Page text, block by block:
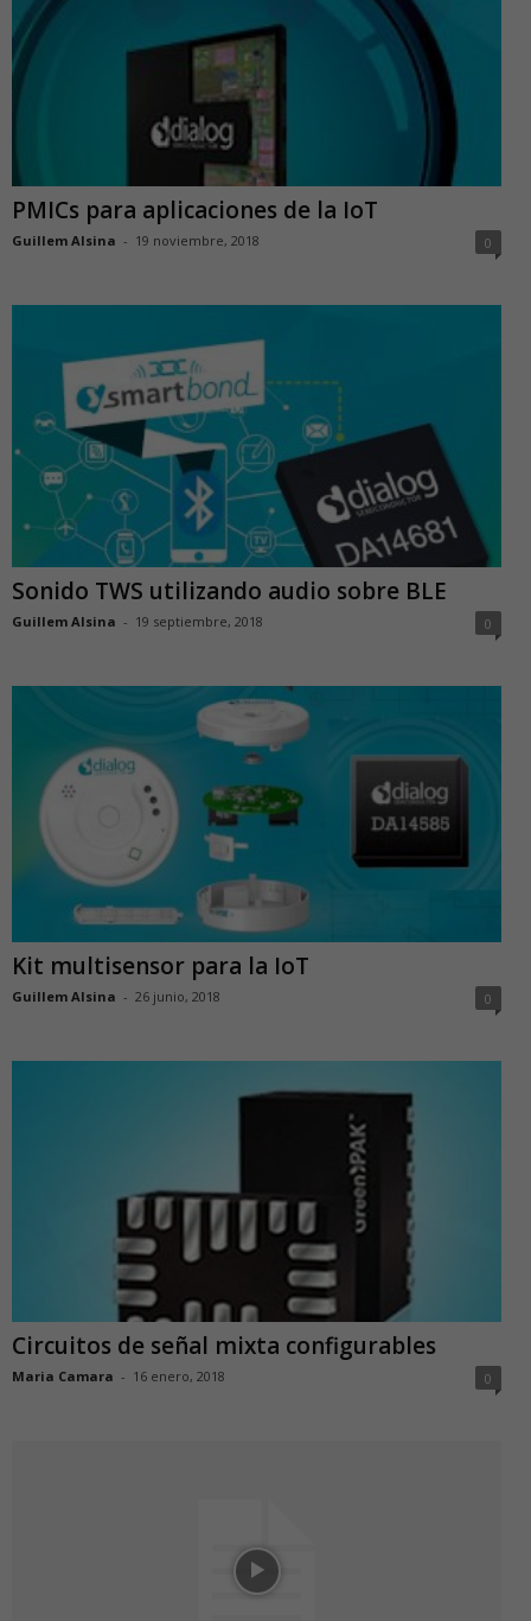
PMICs para aplicaciones de la IoT
Guillem Alsina - 19 noviembre, 2018 0
Sonido TWS utilizando audio sobre BLE
Guillem Alsina - 19 septiembre, 2018 0
Kit multisensor para la IoT
Guillem Alsina - 26 junio, 2018 0
Circuitos de señal mixta configurables
Maria Camara - 16 enero, 2018 0